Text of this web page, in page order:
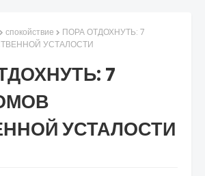
спокойствие
ПОРА ОТДОХНУТЬ: 7
УСТАЛОСТИ
7
УСТАЛОСТИ